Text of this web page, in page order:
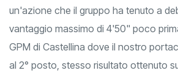
un'azione che il gruppo ha tenuto a
vantaggio massimo di 4'50" poco
GPM di Castellina dove il nostro
al 2° posto, stesso risultato ottenuto